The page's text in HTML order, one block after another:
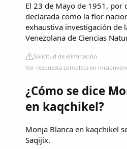
El 23 de Mayo de 1951, por
declarada como la flor
exhaustiva investigación de
Venezolana de Ciencias
Solicitud de eliminación
Ver respuesta completa en
¿Cómo se dice
en kaqchikel?
Monja Blanca en kaqchikel
Saqijix.